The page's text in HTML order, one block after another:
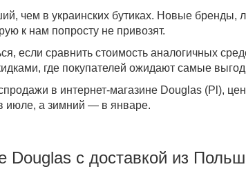
чем в украинских бутиках. Новые бренды,
к нам попросту не привозят.
если сравнить стоимость аналогичных
, где покупателей ожидают самые
в интернет-магазине Douglas (Pl),
в июле, а зимний — в январе.
Douglas с доставкой из